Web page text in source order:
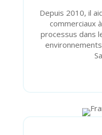
Depuis 2010, il
commerciaux
processus dans